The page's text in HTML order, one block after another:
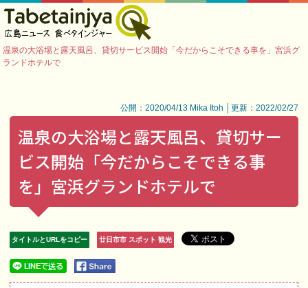
温泉の大浴場と露天風呂、貸切サービス開始「今だからこそできる事を」宮浜グ
ランドホテルで
公開：2020/04/13 Mika Itoh │更新：2022/02/27
温泉の大浴場と露天風呂、貸切サー
ビス開始「今だからこそできる事
を」宮浜グランドホテルで
タイトルとURLをコピー 廿日市市 スポット 観光